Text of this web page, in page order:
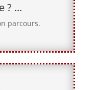
? ...
parcours.